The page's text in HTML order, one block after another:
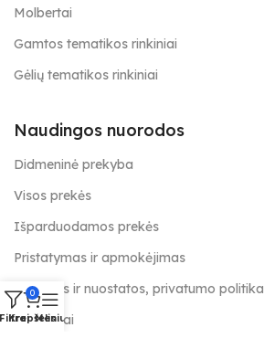
Molbertai
Gamtos tematikos rinkiniai
Gėlių tematikos rinkiniai
Naudingos nuorodos
Didmeninė prekyba
Visos prekės
Išparduodamos prekės
Pristatymas ir apmokėjimas
Taisyklės ir nuostatos, privatumo politika
Kontaktai
0
Krepšelis
Meniu